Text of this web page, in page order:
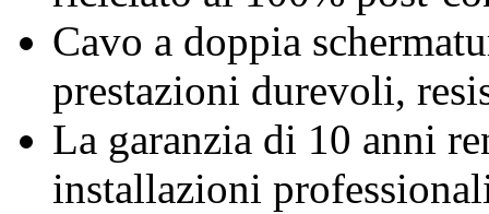
Cavo a doppia
prestazioni durevoli,
La garanzia di 10 anni
installazioni